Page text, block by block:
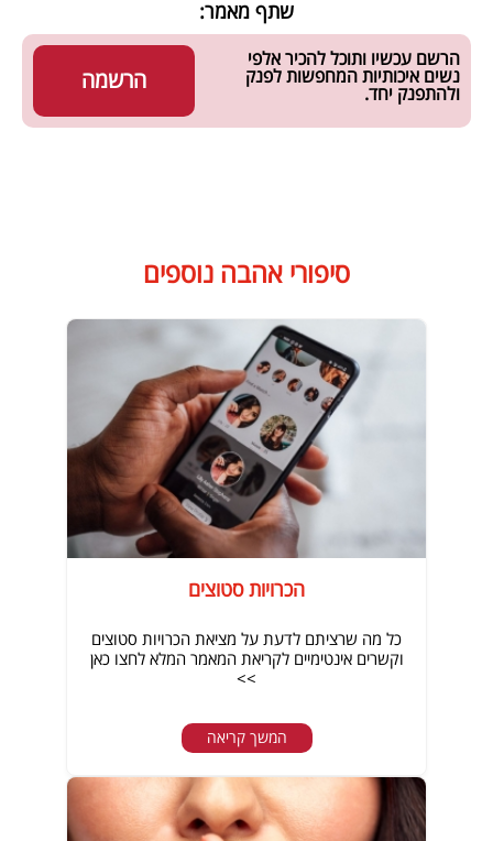
שתף מאמר:
הרשמה
הרשם עכשיו ותוכל להכיר אלפי
נשים איכותיות המחפשות לפנק
ולהתפנק יחד.
סיפורי אהבה נוספים
הכרויות סטוצים
כל מה שרציתם לדעת על מציאת הכרויות סטוצים
וקשרים אינטימיים לקריאת המאמר המלא לחצו כאן
>>
המשך קריאה